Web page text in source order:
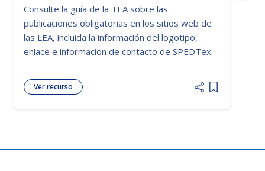
Consulte la guía de la TEA sobre las
publicaciones obligatorias en los sitios web de
las LEA, incluida la información del logotipo,
enlace e información de contacto de SPEDTex.
Ver recurso
Add item